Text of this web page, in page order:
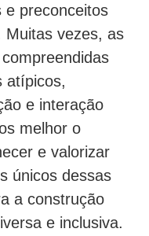
e preconceitos
Muitas vezes, as
atípicos,
e interação
melhor o
e valorizar
únicos dessas
a construção
e inclusiva.